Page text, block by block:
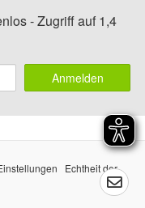
- Zugriff auf 1,4
Anmelden
Echtheit der